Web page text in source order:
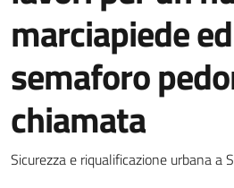
marciapiede
semaforo
chiamata
Dettagli della
Sicurezza e riqualificazione urbana a